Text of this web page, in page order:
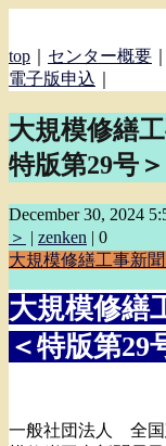
top センター概要
電子版申込
大規模修繕
特版第29号＞
December 30, 2024
＞ | zenken | 0
大規模修繕工事新聞
大規模修繕
＜特版第29
一般社団法人 全国